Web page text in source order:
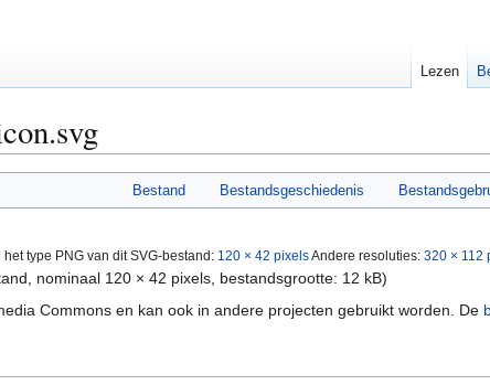
Bestand Bestandsgeschiedenis
type PNG van dit SVG-bestand: 120 × 42 pixelsAndere resoluties: 320 × 112
nominaal 120 × 42 pixels, bestandsgrootte: 12 kB)
Commons en kan ook in andere projecten gebruikt worden. De
Lezen